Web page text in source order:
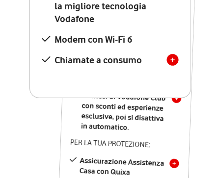
la migliore tecnologia
Vodafone
Modem con Wi-Fi 6
Chiamate a consumo
Vodafone
Modem Seven con Wi-Fi 7
Chiamate illimitate verso
numeri fissi e mobili
nazionali
12 mesi di Vodafone Club
con sconti ed esperienze
esclusive, poi si disattiva
in automatico.
PER LA TUA PROTEZIONE:
Assicurazione Assistenza
Casa con Quixa